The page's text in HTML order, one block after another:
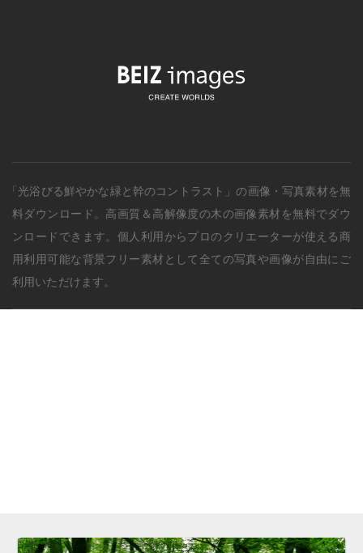
「光浴びる鮮やかな緑と幹のコントラスト」の画像・写真素材を無
料ダウンロード。 高画質＆高解像度の木の画像素材を無料でダウ
ンロードできます。個人利用からプロのクリエーターが使える商
用利用可能な背景フリー素材として全ての写真や画像が自由にご
利用いただけます。